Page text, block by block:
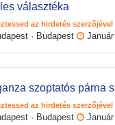
választéka
az hirdetés szerzőjével
· Budapest
szoptatós párna
az hirdetés szerzőjével
· Budapest